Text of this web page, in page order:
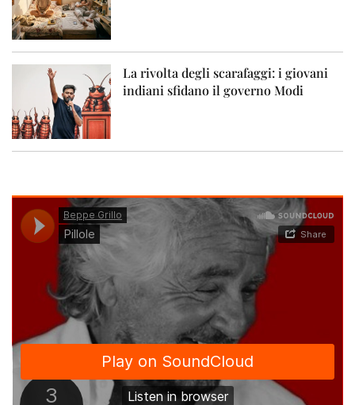
La rivolta degli scarafaggi: i giovani
indiani sfidano il governo Modi